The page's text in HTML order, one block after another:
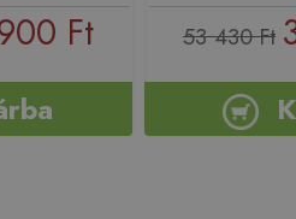
Ft 53 430 Ft